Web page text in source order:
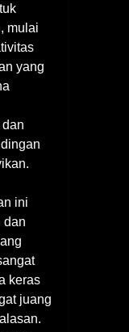
mulai
yang
ini
dan
keras
juang